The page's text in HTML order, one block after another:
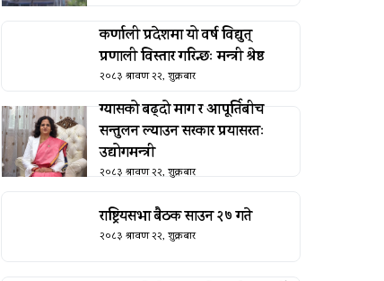
कर्णाली प्रदेशमा यो वर्ष विद्युत्
प्रणाली विस्तार गरिन्छः मन्त्री श्रेष्ठ
२०८३ श्रावण २२, शुक्रबार
ग्यासको बढ्दो माग र आपूर्तिबीच
सन्तुलन ल्याउन सरकार प्रयासरतः
उद्योगमन्त्री
२०८३ श्रावण २२, शुक्रबार
राष्ट्रियसभा बैठक साउन २७ गते
२०८३ श्रावण २२, शुक्रबार